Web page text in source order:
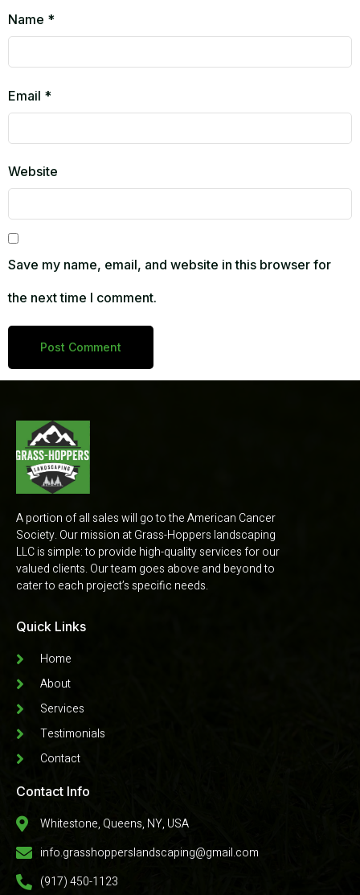
Name *
Email *
Website
Save my name, email, and website in this browser for
the next time I comment.
A portion of all sales will go to the American Cancer
Society. Our mission at Grass-Hoppers landscaping
LLC is simple: to provide high-quality services for our
valued clients. Our team goes above and beyond to
cater to each project’s specific needs.
Quick Links
Home
About
Services
Testimonials
Contact
Contact Info
Whitestone, Queens, NY, USA
info.grasshopperslandscaping@gmail.com
(917) 450-1123